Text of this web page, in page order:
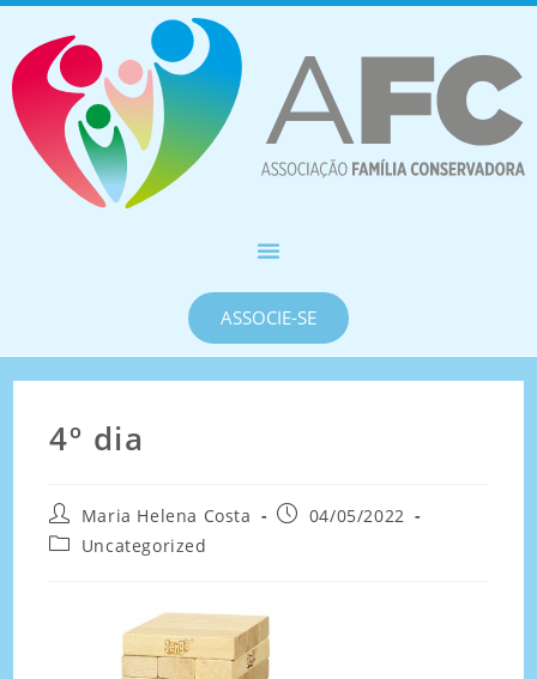
ASSOCIE-SE
4º dia
Maria Helena Costa
04/05/2022
Uncategorized